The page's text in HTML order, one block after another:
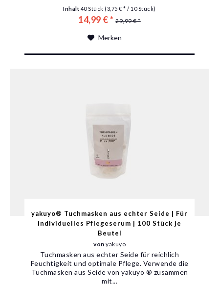
Inhalt 40 Stück (3,75 € * / 10 Stück)
14,99 € * 29,99 € *
Merken
yakuyo® Tuchmasken aus echter Seide | Für
individuelles Pflegeserum | 100 Stück je
Beutel
vonyakuyo
Tuchmasken aus echter Seide für reichlich
Feuchtigkeit und optimale Pflege. Verwende die
Tuchmasken aus Seide von yakuyo ® zusammen
mit...